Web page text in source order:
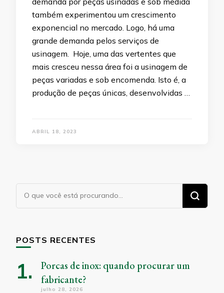
também experimentou um crescimento
exponencial no mercado. Logo, há uma
grande demanda pelos serviços de
usinagem. Hoje, uma das vertentes que
mais cresceu nessa área foi a usinagem de
peças variadas e sob encomenda. Isto é, a
produção de peças únicas, desenvolvidas …
ABRIL 18, 2023
Procurando
algo?
POSTS RECENTES
Porcas de inox: quando procurar um
fabricante?
julho 28, 2026